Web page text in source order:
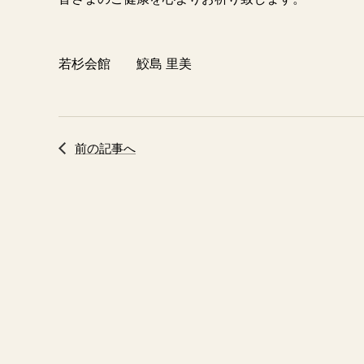
若杉会館 鮫島 里美
前の記事へ